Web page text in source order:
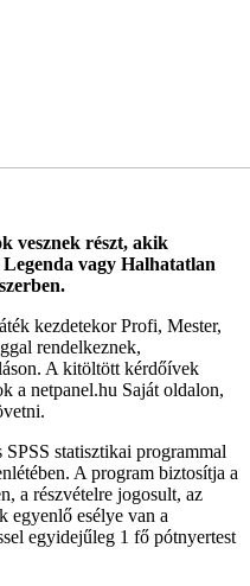
vesznek részt, akik
vagy Halhatatlan
kezdetekor Profi, Mester,
rendelkeznek,
A kitöltött kérdőívek
a netpanel.hu Saját oldalon,
SPSS statisztikai programmal
A program biztosítja a
a részvételre jogosult, az
egyenlő esélye van a
egyidejűleg 1 fő pótnyertest